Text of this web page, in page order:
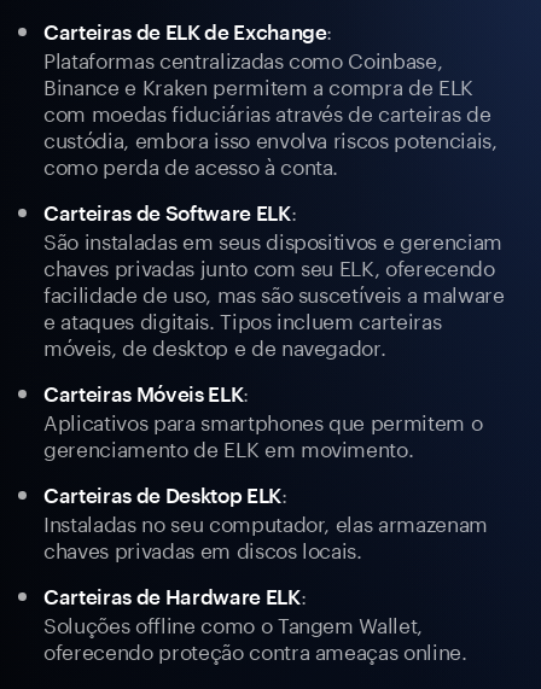
Carteiras de ELK de Exchange:
Plataformas centralizadas como Coinbase,
Binance e Kraken permitem a compra de ELK
com moedas fiduciárias através de carteiras de
custódia, embora isso envolva riscos potenciais,
como perda de acesso à conta.
Carteiras de Software ELK:
São instaladas em seus dispositivos e gerenciam
chaves privadas junto com seu ELK, oferecendo
facilidade de uso, mas são suscetíveis a malware
e ataques digitais. Tipos incluem carteiras
móveis, de desktop e de navegador.
Carteiras Móveis ELK:
Aplicativos para smartphones que permitem o
gerenciamento de ELK em movimento.
Carteiras de Desktop ELK:
Instaladas no seu computador, elas armazenam
chaves privadas em discos locais.
Carteiras de Hardware ELK:
Soluções offline como o Tangem Wallet,
oferecendo proteção contra ameaças online.